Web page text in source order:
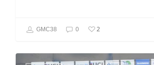
GMC38 0 2